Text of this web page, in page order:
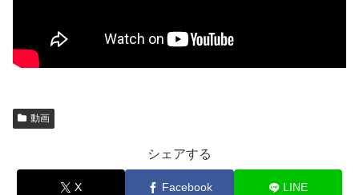
動画
シェアする
X Facebook LINE